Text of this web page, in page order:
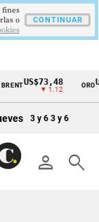
US$73,48
▼ 1.12
ORO
3 y 6 3 y 6
person search
fines
o
CONTINUAR